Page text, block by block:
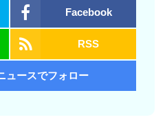
Facebook
RSS
ュースでフォロー